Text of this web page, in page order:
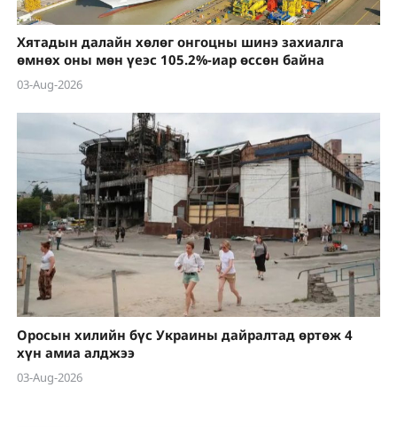
Хятадын далайн хөлөг онгоцны шинэ захиалга
өмнөх оны мөн үеэс 105.2%-иар өссөн байна
03-Aug-2026
Оросын хилийн бүс Украины дайралтад өртөж 4
хүн амиа алджээ
03-Aug-2026